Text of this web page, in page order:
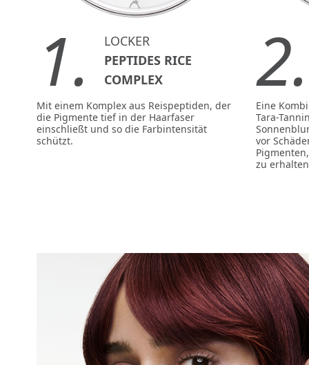
1.
LOCKER
PEPTIDES RICE
COMPLEX
Mit einem Komplex aus Reispeptiden, der
die Pigmente tief in der Haarfaser
einschließt und so die Farbintensität
schützt.
2.
Eine
Tara-
vor
zu